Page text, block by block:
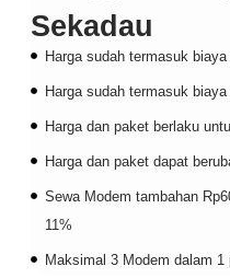
Sekadau
Harga sudah termasuk biaya
Harga sudah termasuk
Harga dan paket berlaku
Harga dan paket dapat
Sewa Modem tambahan
11%
Maksimal 3 Modem dalam 1